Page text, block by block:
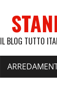
IL BLOG TUTTO